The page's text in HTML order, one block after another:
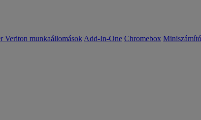
Veriton munkaállomások Add-In-One Chromebox